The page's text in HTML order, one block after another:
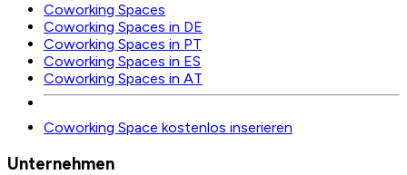
Coworking Spaces
Coworking Spaces in DE
Coworking Spaces in PT
Coworking Spaces in ES
Coworking Spaces in AT
Coworking Space kostenlos inserieren
Unternehmen